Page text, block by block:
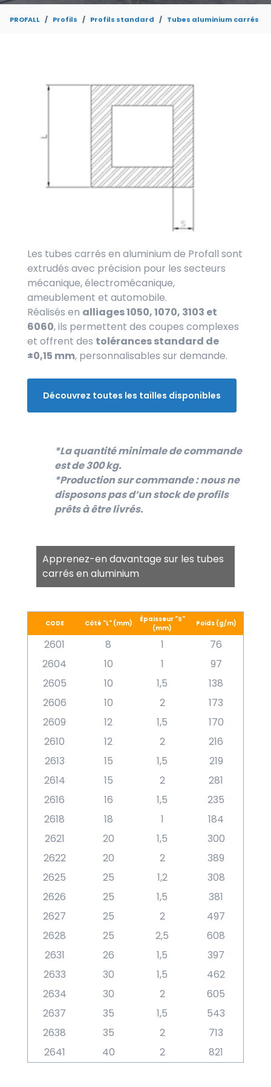
PROFALL Profils Profils standard Tubes aluminium carrés
Les tubes carrés en aluminium de Profall sont
extrudés avec précision pour les secteurs
mécanique, électromécanique,
ameublement et automobile.
Réalisés en alliages 1050, 1070, 3103 et
6060, ils permettent des coupes complexes
et offrent des tolérances standard de
±0,15 mm, personnalisables sur demande.
Découvrez toutes les tailles disponibles
*La quantité minimale de commande
est de 300 kg.
*Production sur commande : nous ne
disposons pas d’un stock de profils
prêts à être livrés.
Apprenez-en davantage sur les tubes
carrés en aluminium
CODE Côté "L" (mm)
Épaisseur "S"
(mm)
Poids (g/m)
2601 8 1
76
2604
10 1
97
2605
10 1,5
138
2606
10 2
173
2609
12 1,5
170
2610
12 2
216
2613
15 1,5
219
2614
15 2
281
2616
16 1,5
235
2618
18 1
184
2621
20 1,5
300
2622
20 2
389
2625
25 1,2
308
2626
25 1,5
381
2627
25 2
497
2628
25 2,5
608
2631
26 1,5
397
2633
30 1,5
462
2634
30 2
605
2637
35 1,5
543
2638
35 2
713
2641
40 2 821